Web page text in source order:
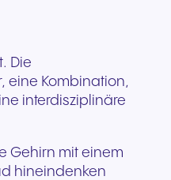
Die
eine Kombination,
interdisziplinäre
Gehirn mit einem
hineindenken